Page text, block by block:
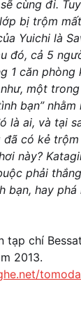
cùng đi.
bị trộm
Yuichi là
đó, cả 5
1 căn phòng
một
bạn”
là ai, và tại
đã có kẻ
này?
phải
bạn, hay phá
tạp chí
2013.